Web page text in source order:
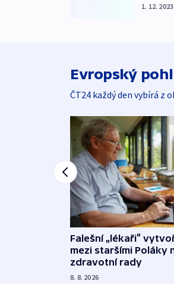
1. 12. 2023
Evropský
ČT24 každý den vybírá z
Falešní „lékaři“
mezi staršími Poláky
zdravotní rady
8. 8. 2026